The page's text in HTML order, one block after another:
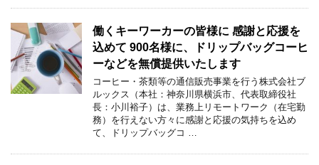
働くキーワーカーの皆様に 感謝と応援を
込めて 900名様に、ドリップバッグコーヒ
ーなどを無償提供いたします
コーヒー・茶類等の通信販売事業を行う株式会社ブ
ルックス（本社：神奈川県横浜市、代表取締役社
長：小川裕子）は、業務上リモートワーク（在宅勤
務）を行えない方々に感謝と応援の気持ちを込め
て、ドリップバッグコ …